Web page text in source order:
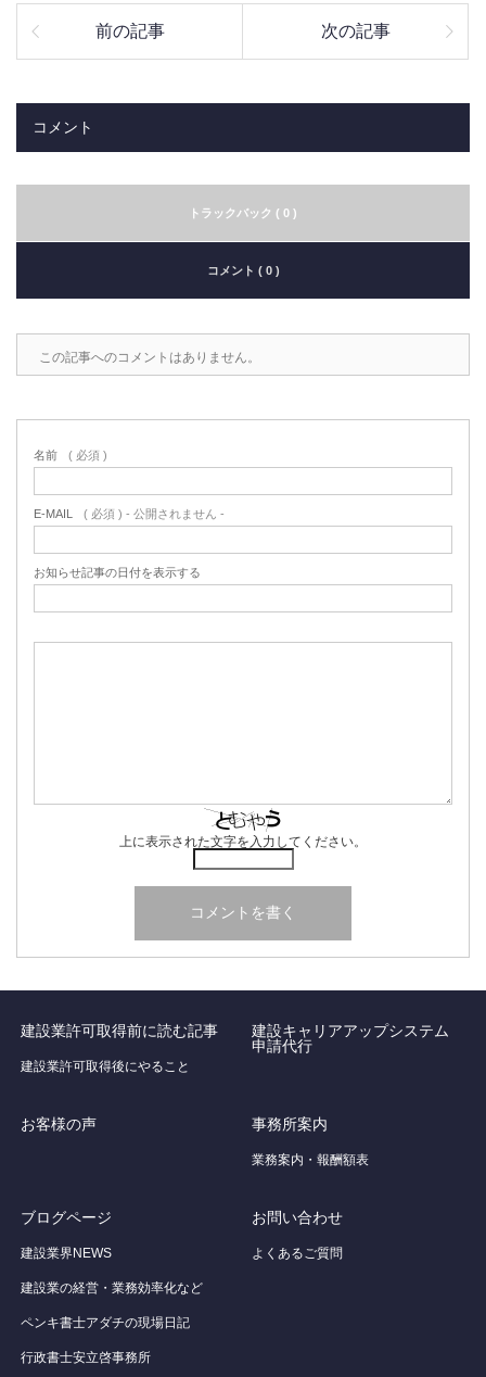
前の記事 次の記事
コメント
トラックバック ( 0 )
コメント ( 0 )
この記事へのコメントはありません。
名前 ( 必須 )
E-MAIL ( 必須 ) - 公開されません -
お知らせ記事の日付を表示する
上に表示された文字を入力してください。
建設業許可取得前に読む記事
建設業許可取得後にやること
建設キャリアアップシステム
申請代行
お客様の声 事務所案内
業務案内・報酬額表
ブログページ
建設業界NEWS
建設業の経営・業務効率化など
ペンキ書士アダチの現場日記
行政書士安立啓事務所
お問い合わせ
よくあるご質問